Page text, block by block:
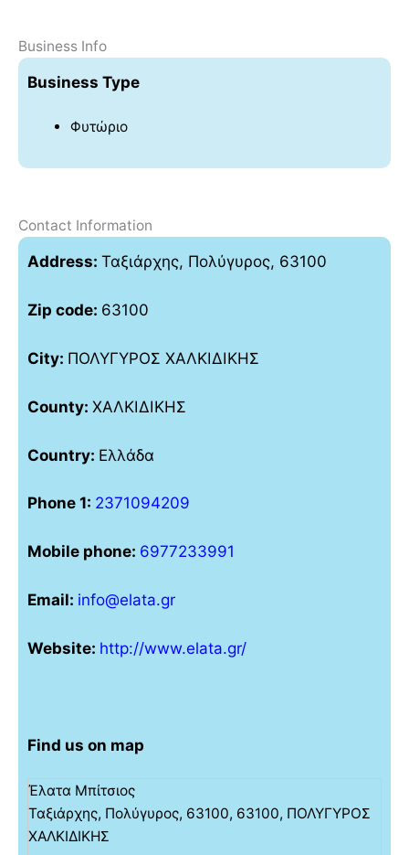
Business Info
Business Type
Φυτώριο
Contact Information
Address: Ταξιάρχης, Πολύγυρος, 63100
Zip code: 63100
City: ΠΟΛΥΓΥΡΟΣ ΧΑΛΚΙΔΙΚΗΣ
County: ΧΑΛΚΙΔΙΚΗΣ
Country: Ελλάδα
Phone 1: 2371094209
Mobile phone: 6977233991
Email: info@elata.gr
Website: http://www.elata.gr/
Find us on map
Έλατα Μπίτσιος
Ταξιάρχης, Πολύγυρος, 63100, 63100, ΠΟΛΥΓΥΡΟΣ
ΧΑΛΚΙΔΙΚΗΣ